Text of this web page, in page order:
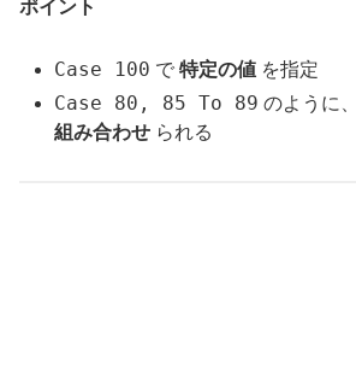
ポイント
Case 100 で特定の値 を指定
Case 80, 85 To 89 のように
組み合わせ られる